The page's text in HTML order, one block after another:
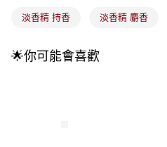
每筆NT$100，滿NT$399(含以上)
淡香精 持香 淡香精 麝香
🌟你可能會喜歡